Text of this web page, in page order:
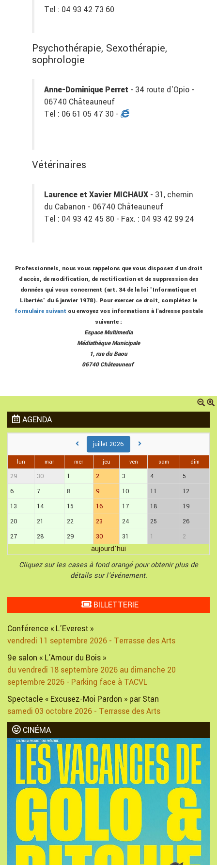
Tel : 04 93 42 73 60
Psychothérapie, Sexothérapie,
sophrologie
Anne-Dominique Perret - 34 route d'Opio -
06740 Châteauneuf
Tel : 06 61 05 47 30 -
Vétérinaires
Laurence et Xavier MICHAUX - 31, chemin
du Cabanon - 06740 Châteauneuf
Tel : 04 93 42 45 80 - Fax. : 04 93 42 99 24
Professionnels, nous vous rappelons que vous disposez d'un droit
d'accès, de modification, de rectification et de suppression des
données qui vous concernent (art. 34 de la loi "Informatique et
Libertés" du 6 janvier 1978). Pour exercer ce droit, complétez le
formulaire suivant ou envoyez vos informations à l'adresse postale
suivante :
Espace Multimedia
Médiathèque Municipale
1, rue du Baou
06740 Châteauneuf
AGENDA
juillet 2026
lun mar mer jeu ven sam dim
29 30 1 2 3 4
5
6
7 8 9 10 11
12
13
14 15 16 17 18
19
20
21 22 23 24 25
26
27
28 29 30 31 1 2
aujourd'hui
Cliquez sur les cases à fond orangé pour obtenir plus de
détails sur l'événement.
BILLETTERIE
Conférence « L'Everest »
vendredi 11 septembre 2026 - Terrasse des Arts
9e salon « L'Amour du Bois »
du vendredi 18 septembre 2026 au dimanche 20
septembre 2026 - Parking face à TACVL
Spectacle « Excusez-Moi Pardon » par Stan
samedi 03 octobre 2026 - Terrasse des Arts
CINÉMA